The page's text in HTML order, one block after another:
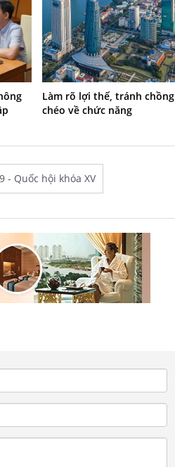
Làm rõ lợi thế, tránh chồng
chéo về chức năng
- Quốc hội khóa XV